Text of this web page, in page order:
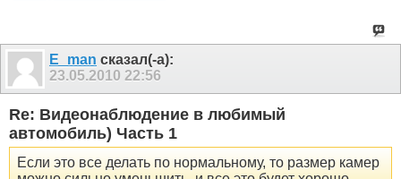
E_man сказал(-а):
23.05.2010 22:56
Re: Видеонаблюдение в любимый
автомобиль) Часть 1
Если это все делать по нормальному, то размер камер